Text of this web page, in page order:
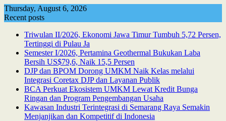
Skip
to
Thursday, August 6, 2026
Recent posts
Triwulan II/2026, Ekonomi Jawa Timur Tumbuh 5,72 Persen,
Tertinggi di Pulau Ja
Semester I/2026, Pertamina Geothermal Bukukan Laba
Bersih US$79,6, Naik 15,5 Persen
DJP dan BPOM Dorong UMKM Naik Kelas melalui
Integrasi Coretax DJP dan Layanan Publik
BCA Perkuat Ekosistem UMKM Lewat Kredit Bunga
Ringan dan Program Pengembangan Usaha
Kawasan Industri Terintegrasi di Semarang Raya Semakin
Menjanjikan dan Kompetitif di Indonesia